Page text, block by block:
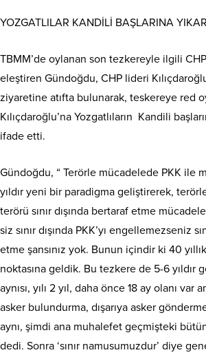
YOZGATLILAR KANDİLİ BAŞLARINA
TBMM’de oylanan son tezkereyle ilgili
eleştiren Gündoğdu, CHP lideri
ziyaretine atıfta bulunarak, teskereye red
Kılıçdaroğlu’na Yozgatlıların Kandili
ifade etti.
Gündoğdu, “ Terörle mücadelede PKK ile
yıldır yeni bir paradigma geliştirerek,
terörü sınır dışında bertaraf etme
siz sınır dışında PKK’yı engellemezseniz
etme şansınız yok. Bunun içindir ki 40
noktasına geldik. Bu tezkere de 5-6 yıldır
aynısı, yılı 2 yıl, daha önce 18 ay olanı var
asker bulundurma, dışarıya asker
aynı, şimdi ana muhalefet geçmişteki
dedi. Sonra ‘sınır namusumuzdur’ diye